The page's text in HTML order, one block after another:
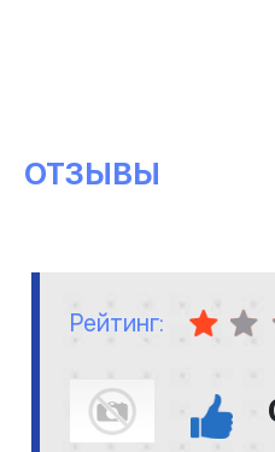
ОТЗЫВЫ
Рейтинг: